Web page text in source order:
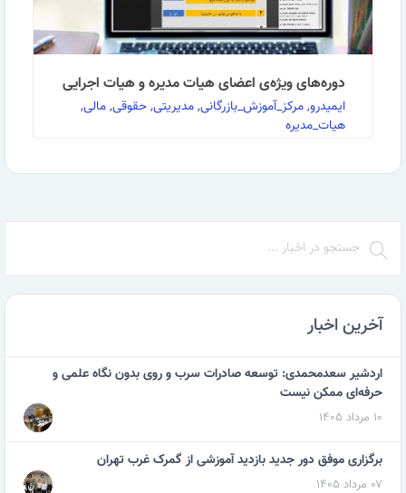
ادامه مطلب
دوره‌های ویژه‌ی اعضای هیات مدیره و هیات اجرایی
ایمیدرو, مرکز_آموزش_بازرگانی, مدیریتی, حقوقی, مالی,
هیات_مدیره
ادامه مطلب
آخرین اخبار
اردشیر سعدمحمدی: توسعه صادرات سرب و روی بدون نگاه علمی و
حرفه‌ای ممکن نیست
۱۰ مرداد ۱۴۰۵
برگزاری موفق دور جدید بازدید آموزشی از گمرک غرب تهران
۰۷ مرداد ۱۴۰۵